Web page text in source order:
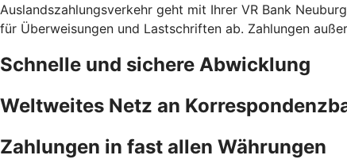
Auslandszahlungsverkehr geht mit Ihrer VR Bank
für Überweisungen und Lastschriften ab. Zahlungen
Schnelle und sichere Abwicklung
Weltweites Netz an
Zahlungen in fast allen Währungen